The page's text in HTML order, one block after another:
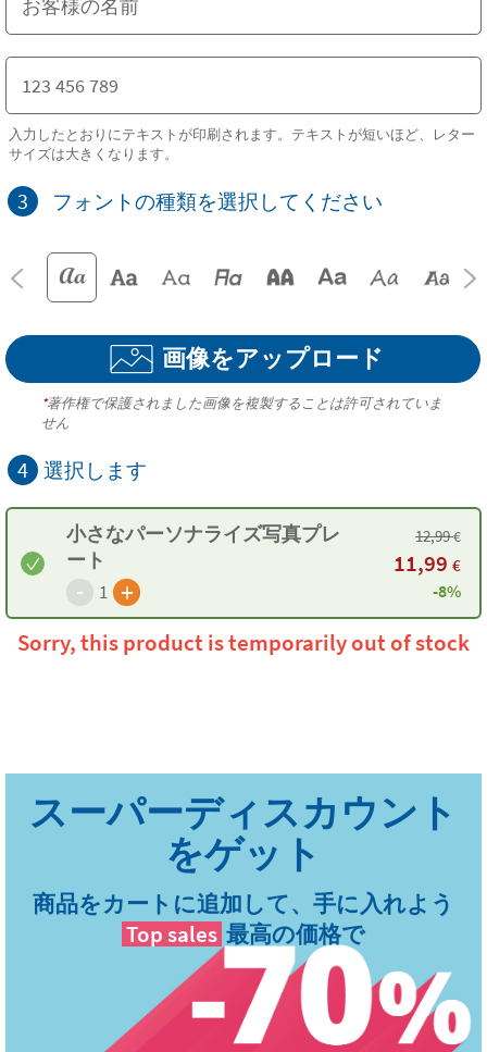
入力したとおりにテキストが印刷されます。テキストが短いほど、レター
サイズは大きくなります。
3 フォントの種類を選択してください
画像をアップロード
*著作権で保護されました画像を複製することは許可されていま
せん
4 選択します
小さなパーソナライズ写真プレ
ート
- 1 +
12,99€
11,99 €
-8%
Sorry, this product is temporarily out of stock
商品をカートに追加して、手に入れよう
Top sales 最高の価格で